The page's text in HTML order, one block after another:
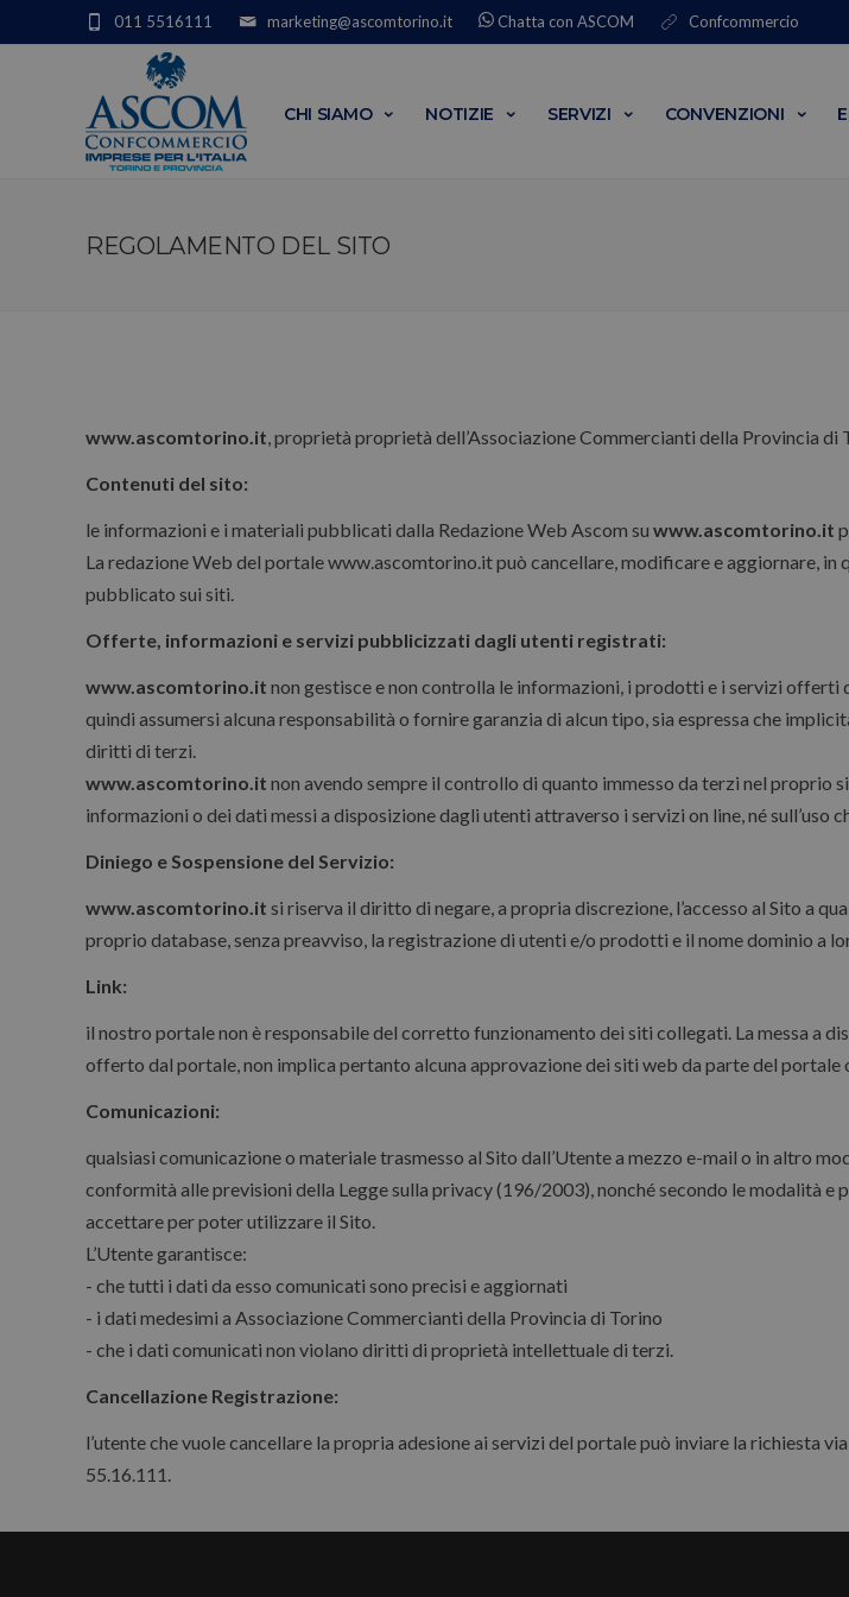
Confcommercio
Chatta con ASCOM
marketing@ascomtorino.it
011 5516111
CHI SIAMO NOTIZIE SERVIZI CONVENZIONI
REGOLAMENTO DEL SITO
www.ascomtorino.it, proprietà proprietà dell’Associazione Commercianti della Provincia di
Contenuti del sito:
le informazioni e i materiali pubblicati dalla Redazione Web Ascom su www.ascomtorino.it
La redazione Web del portale www.ascomtorino.it può cancellare, modificare e aggiornare,
pubblicato sui siti.
Offerte, informazioni e servizi pubblicizzati dagli utenti registrati:
www.ascomtorino.it non gestisce e non controlla le informazioni, i prodotti e i servizi offerti
quindi assumersi alcuna responsabilità o fornire garanzia di alcun tipo, sia espressa che
diritti di terzi.
www.ascomtorino.it non avendo sempre il controllo di quanto immesso da terzi nel
informazioni o dei dati messi a disposizione dagli utenti attraverso i servizi on line, né sull’uso
Diniego e Sospensione del Servizio:
www.ascomtorino.it si riserva il diritto di negare, a propria discrezione, l’accesso al Sito a
proprio database, senza preavviso, la registrazione di utenti e/o prodotti e il nome dominio a
Link:
il nostro portale non è responsabile del corretto funzionamento dei siti collegati. La messa a
offerto dal portale, non implica pertanto alcuna approvazione dei siti web da parte del portale
Comunicazioni:
qualsiasi comunicazione o materiale trasmesso al Sito dall’Utente a mezzo e-mail o in altro
conformità alle previsioni della Legge sulla privacy (196/2003), nonché secondo le modalità e
accettare per poter utilizzare il Sito.
L’Utente garantisce:
- che tutti i dati da esso comunicati sono precisi e aggiornati
- i dati medesimi a Associazione Commercianti della Provincia di Torino
- che i dati comunicati non violano diritti di proprietà intellettuale di terzi.
Cancellazione Registrazione:
l’utente che vuole cancellare la propria adesione ai servizi del portale può inviare la richiesta
55.16.111.